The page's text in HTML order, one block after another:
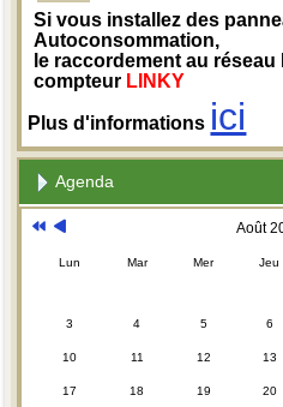
Si vous installez des
Autoconsommation,
le raccordement au
compteur LINKY
Plus d'informations ici
Agenda
Août
Lun Mar Mer Jeu
3 4 5 6
10 11 12 13
17 18 19 20